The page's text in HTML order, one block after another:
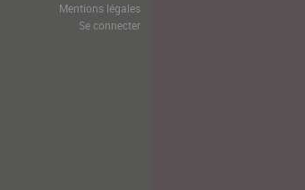
Mentions légales
Se connecter